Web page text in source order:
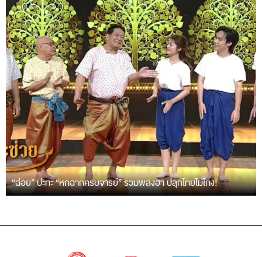
“ฉ่อย” ปะทะ “หกฉากครับจารย์” รวมพลังฮา ปลุกไทยไม่โกง!